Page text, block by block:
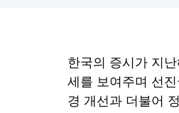
한국의 증시가 지
세를 보여주며 선
경 개선과 더불어